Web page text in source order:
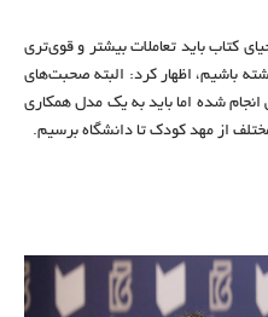
کتاب باید تعاملات بیشتر و قوی‌تری
باشیم، اظهار کرد: البته صحبت‌های
شده اما باید به یک مدل همکاری
مختلف از مهد کودک تا دانشگاه برسیم.